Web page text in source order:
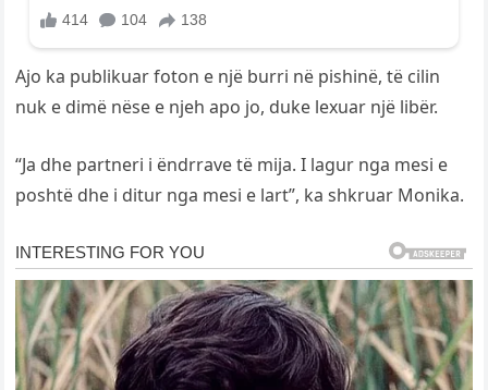
Ajo ka publikuar foton e një burri në pishinë, të cilin
nuk e dimë nëse e njeh apo jo, duke lexuar një libër.
“Ja dhe partneri i ëndrrave të mija. I lagur nga mesi e
poshtë dhe i ditur nga mesi e lart”, ka shkruar Monika.